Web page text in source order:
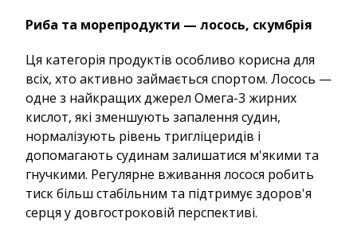
Риба та морепродукти — лосось, скумбрія
Ця категорія продуктів особливо корисна для
всіх, хто активно займається спортом. Лосось —
одне з найкращих джерел Омега-3 жирних
кислот, які зменшують запалення судин,
нормалізують рівень тригліцеридів і
допомагають судинам залишатися м'якими та
гнучкими. Регулярне вживання лосося робить
тиск більш стабільним та підтримує здоров'я
серця у довгостроковій перспективі.